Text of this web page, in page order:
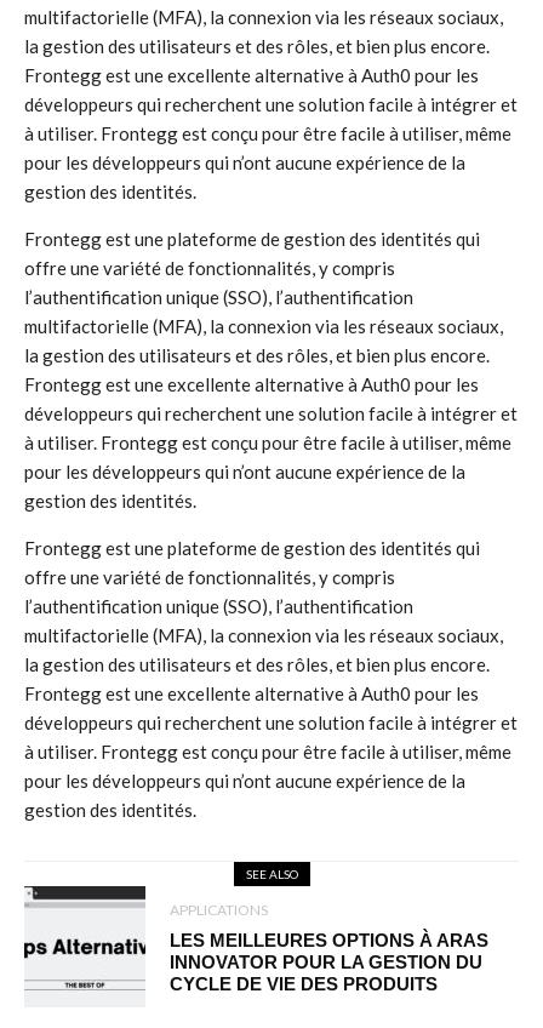
multifactorielle (MFA), la connexion via les réseaux sociaux,
la gestion des utilisateurs et des rôles, et bien plus encore.
Frontegg est une excellente alternative à Auth0 pour les
développeurs qui recherchent une solution facile à intégrer et
à utiliser. Frontegg est conçu pour être facile à utiliser, même
pour les développeurs qui n’ont aucune expérience de la
gestion des identités.
Frontegg est une plateforme de gestion des identités qui
offre une variété de fonctionnalités, y compris
l’authentification unique (SSO), l’authentification
multifactorielle (MFA), la connexion via les réseaux sociaux,
la gestion des utilisateurs et des rôles, et bien plus encore.
Frontegg est une excellente alternative à Auth0 pour les
développeurs qui recherchent une solution facile à intégrer et
à utiliser. Frontegg est conçu pour être facile à utiliser, même
pour les développeurs qui n’ont aucune expérience de la
gestion des identités.
Frontegg est une plateforme de gestion des identités qui
offre une variété de fonctionnalités, y compris
l’authentification unique (SSO), l’authentification
multifactorielle (MFA), la connexion via les réseaux sociaux,
la gestion des utilisateurs et des rôles, et bien plus encore.
Frontegg est une excellente alternative à Auth0 pour les
développeurs qui recherchent une solution facile à intégrer et
à utiliser. Frontegg est conçu pour être facile à utiliser, même
pour les développeurs qui n’ont aucune expérience de la
gestion des identités.
SEE ALSO
APPLICATIONS
LES MEILLEURES OPTIONS À ARAS
INNOVATOR POUR LA GESTION DU
CYCLE DE VIE DES PRODUITS